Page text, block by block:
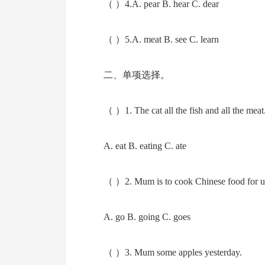
（ ）4.A. pear B. hear C. dear
（ ）5.A. meat B. see C. learn
二、单项选择。
（ ）1. The cat all the fish and all the
A. eat B. eating C. ate
（ ）2. Mum is to cook Chinese food for
A. go B. going C. goes
（ ）3. Mum some apples yesterday.